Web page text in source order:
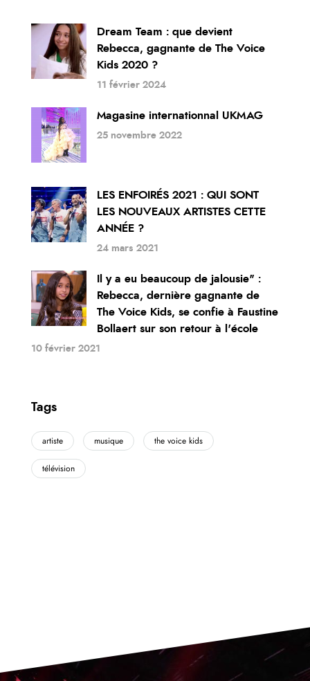
Dream Team : que devient
Rebecca, gagnante de The Voice
Kids 2020 ?
11 février 2024
Magasine internationnal UKMAG
25 novembre 2022
LES ENFOIRÉS 2021 : QUI SONT
LES NOUVEAUX ARTISTES CETTE
ANNÉE ?
24 mars 2021
Il y a eu beaucoup de jalousie" :
Rebecca, dernière gagnante de
The Voice Kids, se confie à Faustine
Bollaert sur son retour à l'école
10 février 2021
Tags
artiste musique the voice kids
télévision